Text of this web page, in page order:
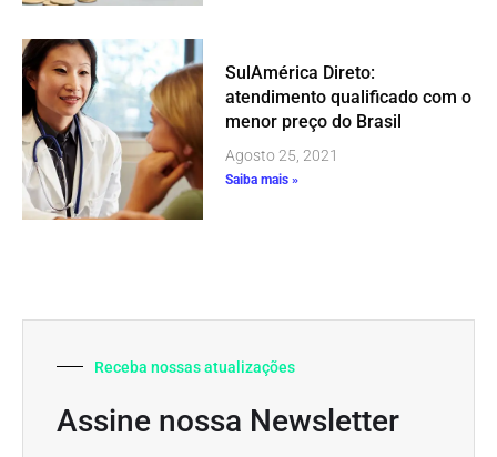
SulAmérica Direto:
atendimento qualificado com o
menor preço do Brasil
Agosto 25, 2021
Saiba mais »
Receba nossas atualizações
Assine nossa Newsletter